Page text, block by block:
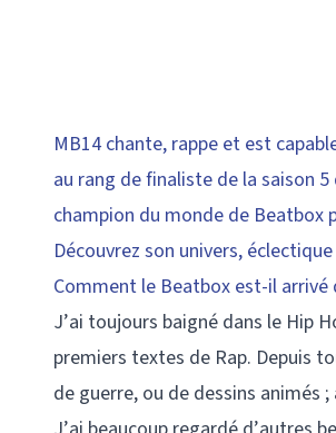
MB14 chante, rappe et est
au rang de finaliste de la saison
champion du monde de Beatbox
Découvrez son univers,
Comment le Beatbox est-il arrivé
J’ai toujours baigné dans le Hip
premiers textes de Rap. Depuis
de guerre, ou de dessins